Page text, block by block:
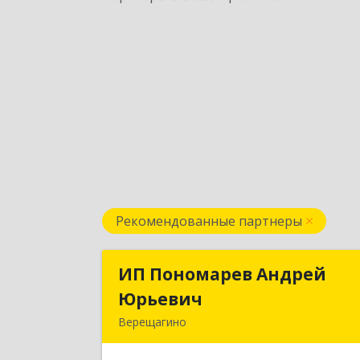
Рекомендованные партнеры
ИП Пономарев Андрей
Юрьевич
Верещагино
ИП Пономарев Андрей